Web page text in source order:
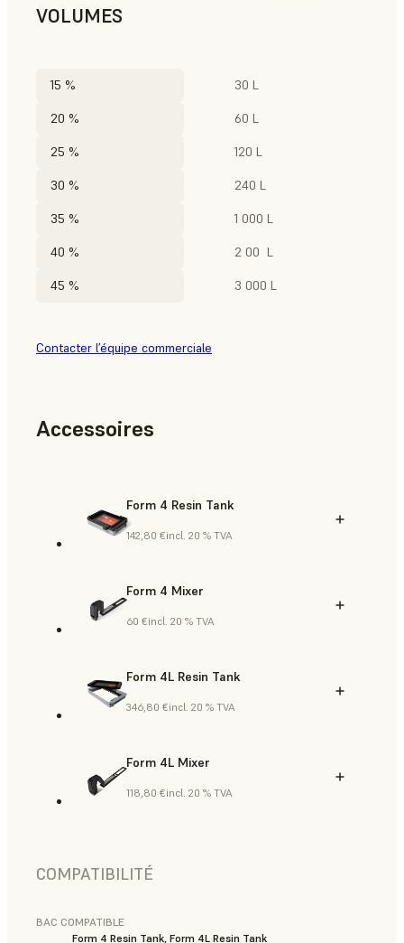
VOLUMES
15 % 30 L
20 % 60 L
25 % 120 L
30 % 240 L
35 % 1 000 L
40 % 2 00 L
45 % 3 000 L
Contacter l’équipe commerciale
Accessoires
Form 4 Resin Tank
142,80 €incl. 20 % TVA
Form 4 Mixer
60 €incl. 20 % TVA
Form 4L Resin Tank
346,80 €incl. 20 % TVA
Form 4L Mixer
118,80 €incl. 20 % TVA
COMPATIBILITÉ
BAC COMPATIBLE
Form 4 Resin Tank, Form 4L Resin Tank